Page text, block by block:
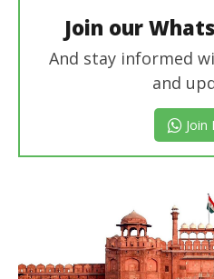
Join our
And stay informed
and
Join